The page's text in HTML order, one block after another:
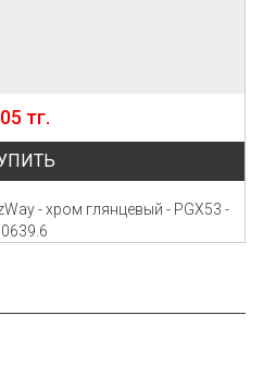
тг.
- хром глянцевый - PGX53 -